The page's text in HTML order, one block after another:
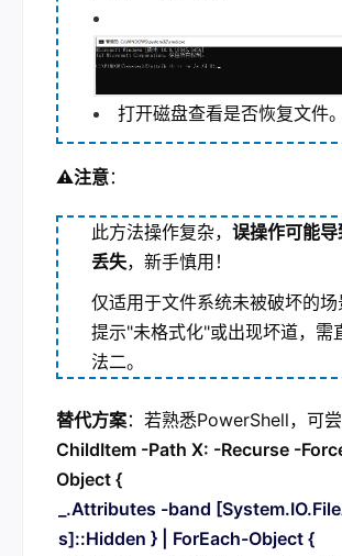
打开磁盘查看是否恢复文件。
⚠️注意：
此方法操作复杂， 误操作可能
丢失，新手慎用！
仅适用于文件系统未被破坏的
提示"未格式化"或出现坏道，需
法二。
替代方案：若熟悉PowerShell，可
ChildItem -Path X: -Recurse -
Object {
_.Attributes -band
s]::Hidden } | ForEach-Object {